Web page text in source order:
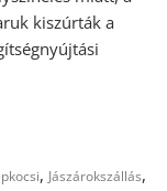
kiszúrták a
, Jászárokszállás,